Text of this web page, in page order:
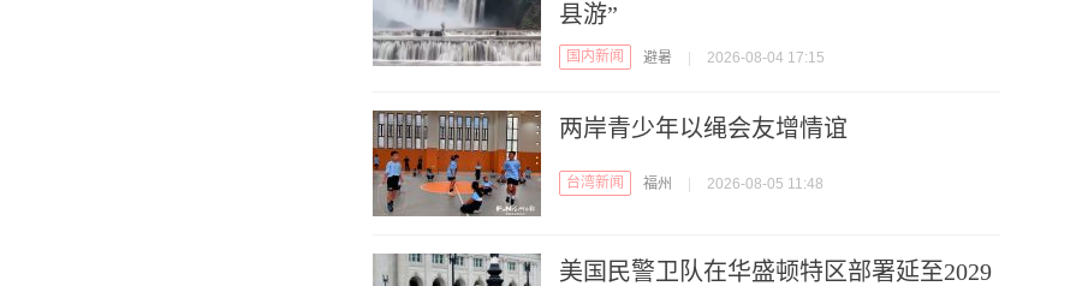
县游”
国内新闻 避暑 2026-08-04 17:15
两岸青少年以绳会友增情谊
台湾新闻 福州 2026-08-05 11:48
美国民警卫队在华盛顿特区部署延至2029